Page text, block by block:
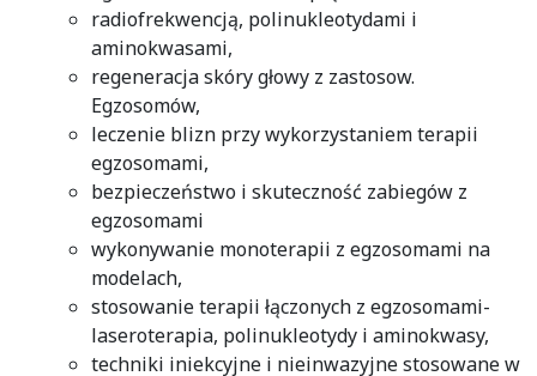
radiofrekwencją, polinukleotydami i
aminokwasami,
regeneracja skóry głowy z zastosow.
Egzosomów,
leczenie blizn przy wykorzystaniem terapii
egzosomami,
bezpieczeństwo i skuteczność zabiegów z
egzosomami
wykonywanie monoterapii z egzosomami na
modelach,
stosowanie terapii łączonych z egzosomami-
laseroterapia, polinukleotydy i aminokwasy,
techniki iniekcyjne i nieinwazyjne stosowane w